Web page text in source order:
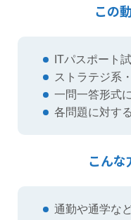
この
ITパスポート
ストラテジ系
一問一答形式
各問題に対す
こんな
通勤や通学な